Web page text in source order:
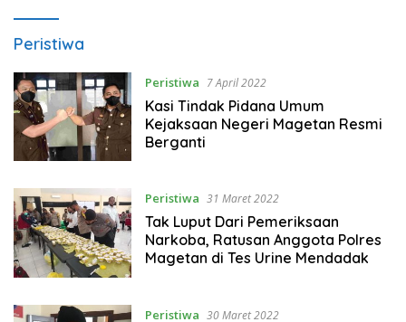
Peristiwa
Peristiwa 7 April 2022
Kasi Tindak Pidana Umum
Kejaksaan Negeri Magetan Resmi
Berganti
Peristiwa 31 Maret 2022
Tak Luput Dari Pemeriksaan
Narkoba, Ratusan Anggota Polres
Magetan di Tes Urine Mendadak
Peristiwa 30 Maret 2022